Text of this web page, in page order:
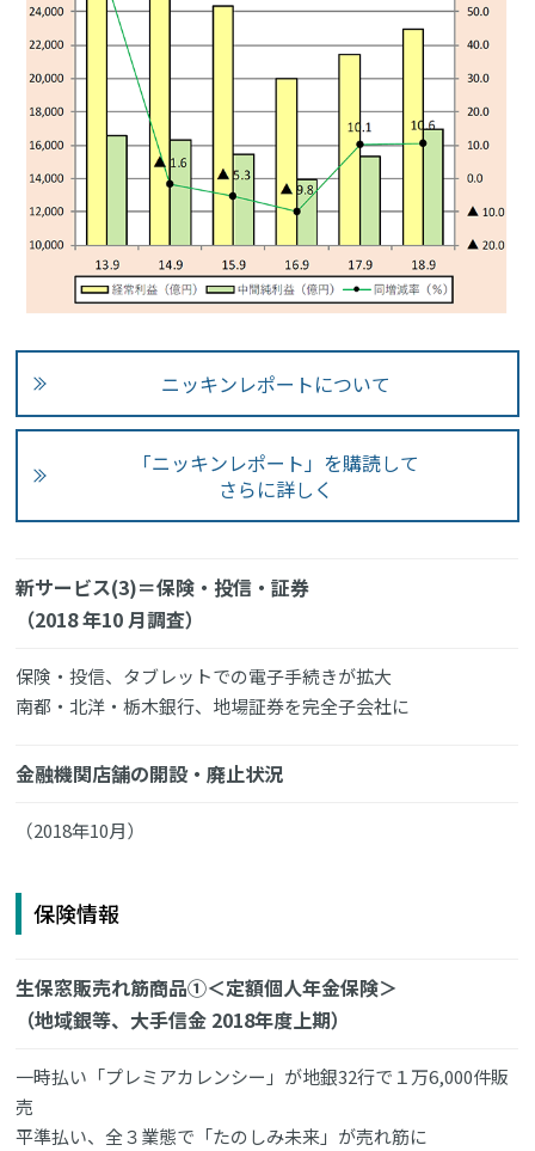
ニッキンレポートについて
「ニッキンレポート」を購読して
さらに詳しく
新サービス(3)＝保険・投信・証券
（2018 年10 月調査）
保険・投信、タブレットでの電子手続きが拡大
南都・北洋・栃木銀行、地場証券を完全子会社に
金融機関店舗の開設・廃止状況
（2018年10月）
保険情報
生保窓販売れ筋商品①＜定額個人年金保険＞
（地域銀等、大手信金 2018年度上期）
一時払い「プレミアカレンシー」が地銀32行で１万6,000件販
売
平準払い、全３業態で「たのしみ未来」が売れ筋に